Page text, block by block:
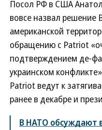
Посол РФ в США
вовсе назвал решение
американской
обращению с Patriot
подтверждением де-
украинском
Patriot ведут к
ранее в декабре и
В НАТО обсуждают